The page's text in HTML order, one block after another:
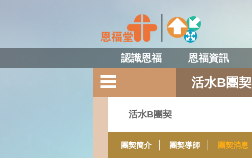
認識恩福 恩福資訊
活水B團契
活水B團契
團契簡介 團契導師 團契消息